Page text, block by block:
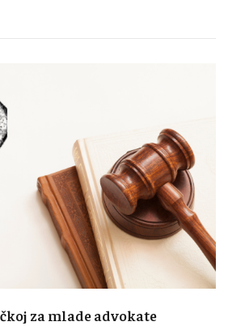
za mlade advokate